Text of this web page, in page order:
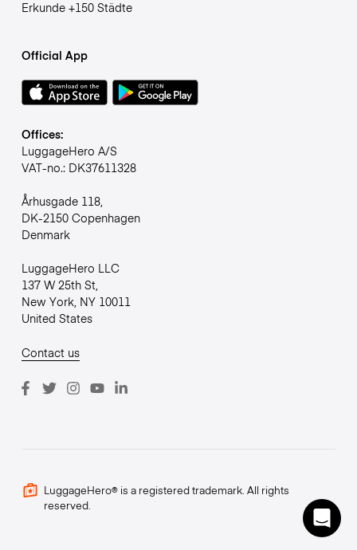
Erkunde +150 Städte
Official App
Offices:
LuggageHero A/S
VAT-no.: DK37611328
Århusgade 118,
DK-2150 Copenhagen
Denmark
LuggageHero LLC
137 W 25th St,
New York, NY 10011
United States
Contact us
LuggageHero® is a registered trademark. All rights
reserved.